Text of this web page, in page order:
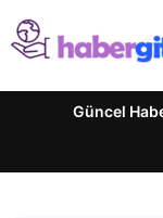
Güncel